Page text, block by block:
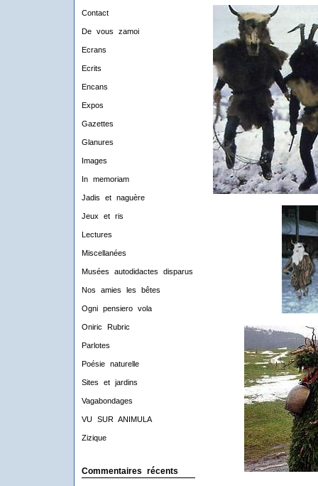
Contact
De vous zamoi
Ecrans
Ecrits
Encans
Expos
Gazettes
Glanures
Images
In memoriam
Jadis et naguère
Jeux et ris
Lectures
Miscellanées
Musées autodidactes disparus
Nos amies les bêtes
Ogni pensiero vola
Oniric Rubric
Parlotes
Poésie naturelle
Sites et jardins
Vagabondages
VU SUR ANIMULA
Zizique
Commentaires récents